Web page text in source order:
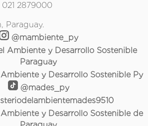
021 2879000
Paraguay.
@mambiente_py
Ambiente y Desarrollo Sostenible
Paraguay
y Desarrollo Sostenible Py
@mades_py
y Desarrollo Sostenible de